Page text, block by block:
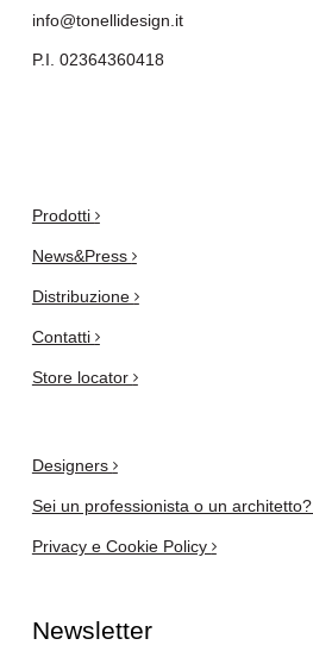
info@tonellidesign.it
P.I. 02364360418
Prodotti
News&Press
Distribuzione
Contatti
Store locator
Designers
Sei un professionista o un architetto?
Privacy e Cookie Policy
Newsletter